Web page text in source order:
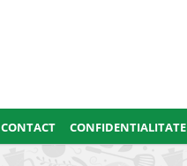
CONTACT CONFIDENTIALITATE